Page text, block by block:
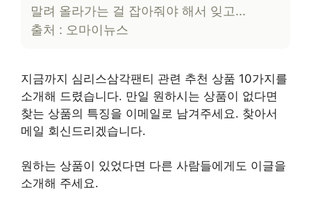
말려 올라가는 걸 잡아줘야 해서 잊고…
출처 : 오마이뉴스
지금까지 심리스삼각팬티 관련 추천 상품 10가지를
소개해 드렸습니다. 만일 원하시는 상품이 없다면
찾는 상품의 특징을 이메일로 남겨주세요. 찾아서
메일 회신드리겠습니다.
원하는 상품이 있었다면 다른 사람들에게도 이글을
소개해 주세요.